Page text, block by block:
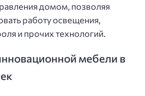
домом, позволяя
работу освещения,
и прочих технологий.
мебели в